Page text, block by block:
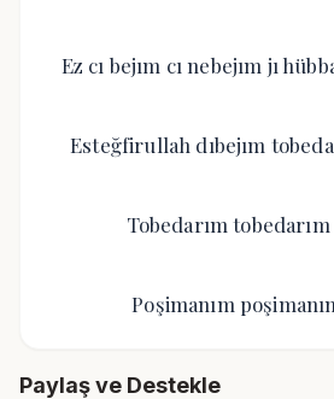
Ez cı bejım cı nebejım jı
Esteğfirullah dıbejım
Tobedarım
Poşimanım
Paylaş ve Destekle